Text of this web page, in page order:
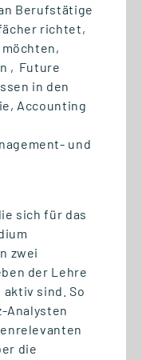
Berufstätige
richtet,
‚Future
in den
Accounting
und
sich für das
zwei
der Lehre
sind. So
Analysten
die